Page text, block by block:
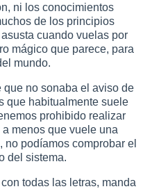
ni los conocimientos
de los principios
cuando vuelas por
mágico que parece, para
mundo.
que no sonaba el aviso de
que habitualmente suele
prohibido realizar
menos que vuele una
podíamos comprobar el
del sistema.
todas las letras, manda